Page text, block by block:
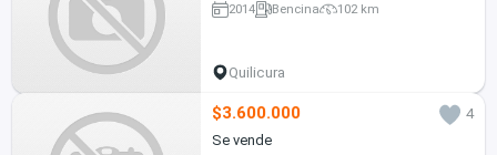
2014 Bencina 102 km
Quilicura
$3.600.000
4
Se vende